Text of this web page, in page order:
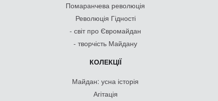
Помаранчева революція
Революція Гідності
- світ про Євромайдан
- творчість Майдану
КОЛЕКЦІЇ
Майдан: усна історія
Агітація